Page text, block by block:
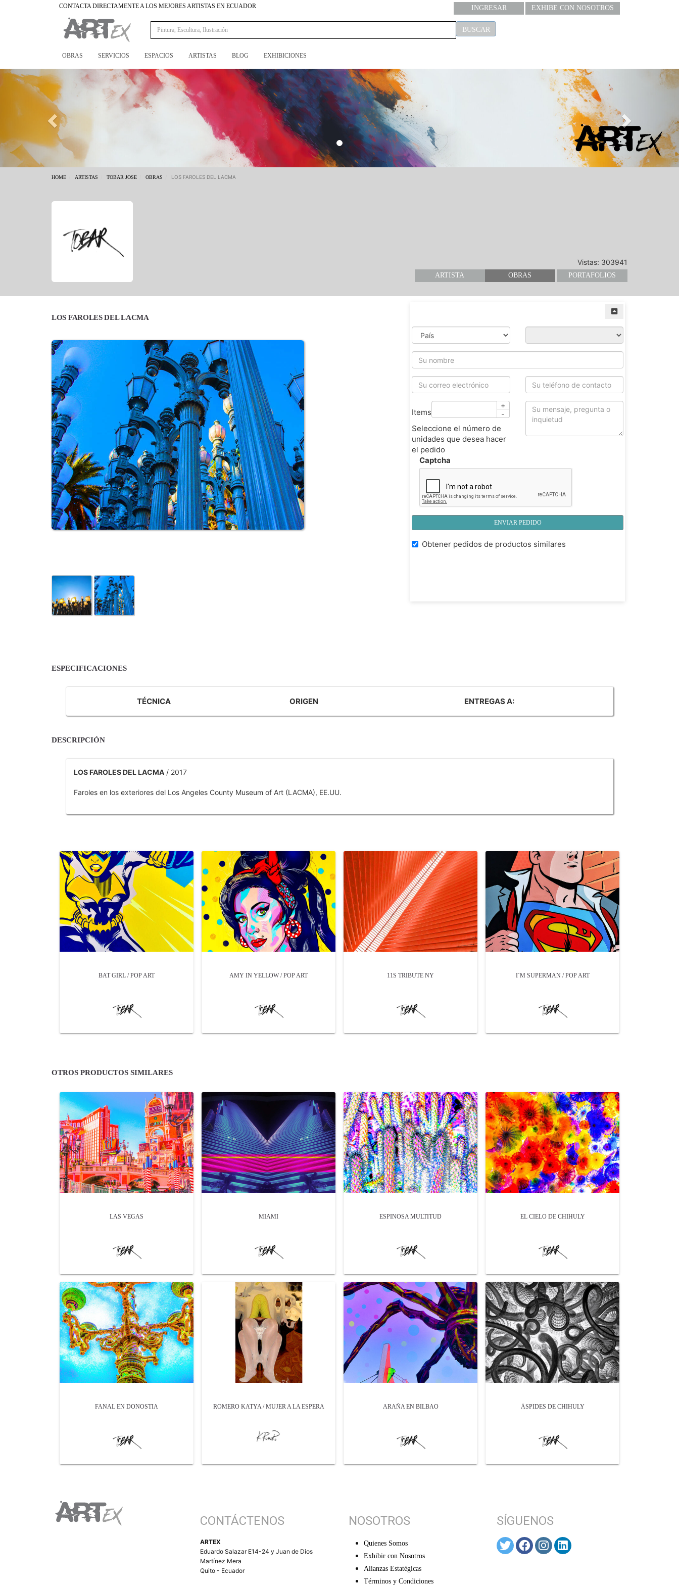
CONTACTA DIRECTAMENTE A LOS MEJORES ARTISTAS EN ECUADOR INGRESAR EXHIBE CON NOSOTROS
BUSCAR
OBRAS SERVICIOS ESPACIOS ARTISTAS BLOG EXHIBICIONES
Previous
HOME ARTISTAS TOBAR JOSE OBRAS LOS FAROLES DEL LACMA
Vistas: 303941
ARTISTA OBRAS PORTAFOLIOS
LOS FAROLES DEL LACMA
Items
+
-
Seleccione el número de
unidades que desea hacer
el pedido
Captcha
ENVIAR PEDIDO
Obtener pedidos de productos similares
ESPECIFICACIONES
TÉCNICA ORIGEN ENTREGAS A:
DESCRIPCIÓN
LOS FAROLES DEL LACMA/ 2017
Faroles en los exteriores del Los Angeles County Museum of Art (LACMA), EE.UU.
BAT GIRL / POP ART AMY IN YELLOW / POP ART 11S TRIBUTE NY I´M SUPERMAN / POP ART
OTROS PRODUCTOS SIMILARES
LAS VEGAS MIAMI ESPINOSA MULTITUD EL CIELO DE CHIHULY
FANAL EN DONOSTIA ROMERO KATYA / MUJER A LA ESPERA ARAÑA EN BILBAO ÁSPIDES DE CHIHULY
CONTÁCTENOS
ARTEX
Eduardo Salazar E14-24 y Juan de Dios
Martínez Mera
Quito - Ecuador
NOSOTROS
Quienes Somos
Exhibir con Nosotros
Alianzas Estatégicas
Términos y Condiciones
SÍGUENOS